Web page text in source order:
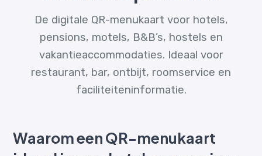
De digitale QR-menukaart voor hotels,
pensions, motels, B&B’s, hostels en
vakantieaccommodaties. Ideaal voor
restaurant, bar, ontbijt, roomservice en
faciliteiteninformatie.
Waarom een QR-menukaart